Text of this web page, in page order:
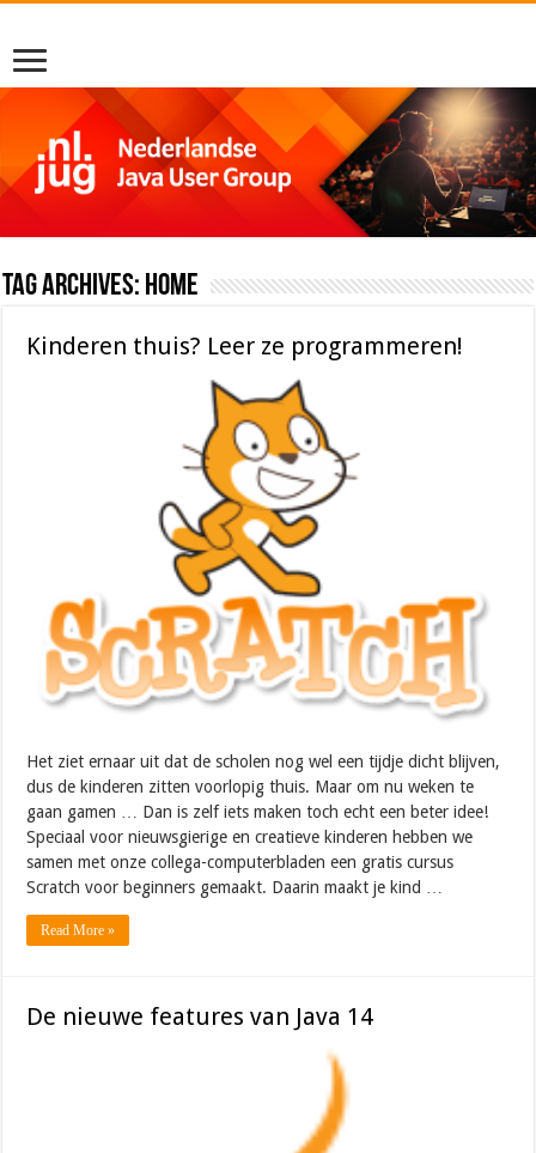
Tag Archives: home
Kinderen thuis? Leer ze programmeren!
Het ziet ernaar uit dat de scholen nog wel een tijdje dicht blijven,
dus de kinderen zitten voorlopig thuis. Maar om nu weken te
gaan gamen … Dan is zelf iets maken toch echt een beter idee!
Speciaal voor nieuwsgierige en creatieve kinderen hebben we
samen met onze collega-computerbladen een gratis cursus
Scratch voor beginners gemaakt. Daarin maakt je kind …
Read More »
De nieuwe features van Java 14